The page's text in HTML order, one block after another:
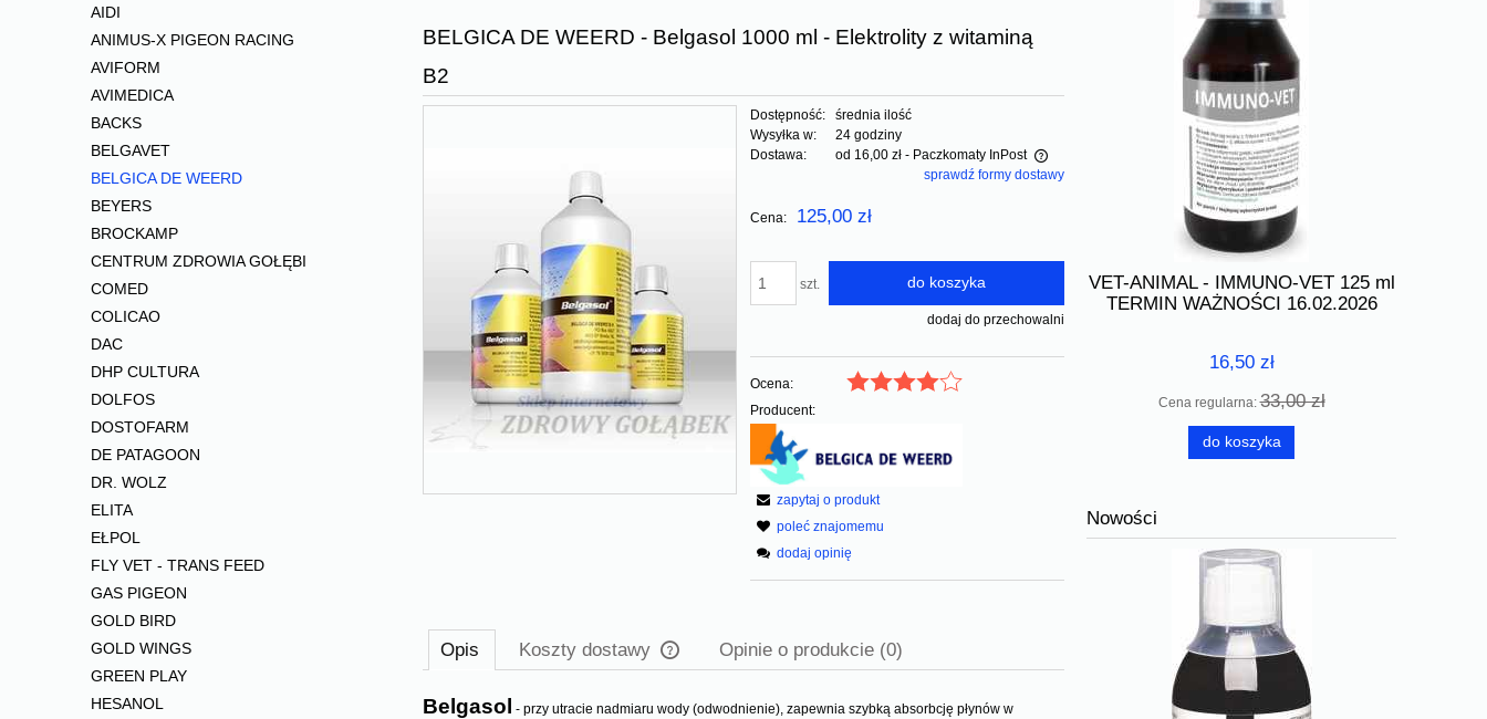
AIDI
ANIMUS-X PIGEON RACING
AVIFORM
AVIMEDICA
BACKS
BELGAVET
BELGICA DE WEERD
BEYERS
BROCKAMP
CENTRUM ZDROWIA GOŁĘBI
COMED
COLICAO
DAC
DHP CULTURA
DOLFOS
DOSTOFARM
DE PATAGOON
DR. WOLZ
ELITA
EŁPOL
FLY VET - TRANS FEED
GAS PIGEON
GOLD BIRD
GOLD WINGS
GREEN PLAY
HESANOL
BELGICA DE WEERD - Belgasol 1000 ml - Elektrolity z witaminą
B2
Dostępność:
średnia ilość
Wysyłka w:
24 godziny
Dostawa:
od 16,00 zł - Paczkomaty InPost
płatności
sprawdź formy dostawy
Cena: 125,00 zł
szt. do koszyka
dodaj do przechowalni
Ocena:
Producent:
zapytaj o produkt
poleć znajomemu
dodaj opinię
Opis Koszty dostawy
Cena nie zawiera ewentualnych kosztów
Opinie o produkcie (0)
Belgasol
- przy utracie nadmiaru wody (odwodnienie), zapewnia szybką absorbcję płynów w
Złoty Lot - Gold TKK 250 ml TERMIN
WAŻNOŚCI 15.12.2025
27,50 zł
VET-ANIMAL - IMMUNO-VET 125 ml
TERMIN WAŻNOŚCI 16.02.2026
16,50 zł
Cena regularna:33,00 zł
do koszyka
Nowości